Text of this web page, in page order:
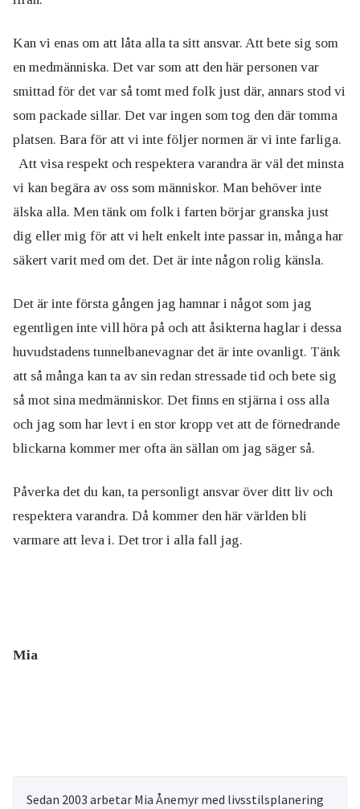
Kan vi enas om att låta alla ta sitt ansvar. Att bete sig som
en medmänniska. Det var som att den här personen var
smittad för det var så tomt med folk just där, annars stod vi
som packade sillar. Det var ingen som tog den där tomma
platsen. Bara för att vi inte följer normen är vi inte farliga.
Att visa respekt och respektera varandra är väl det minsta
vi kan begära av oss som människor. Man behöver inte
älska alla. Men tänk om folk i farten börjar granska just
dig eller mig för att vi helt enkelt inte passar in, många har
säkert varit med om det. Det är inte någon rolig känsla.
Det är inte första gången jag hamnar i något som jag
egentligen inte vill höra på och att åsikterna haglar i dessa
huvudstadens tunnelbanevagnar det är inte ovanligt. Tänk
att så många kan ta av sin redan stressade tid och bete sig
så mot sina medmänniskor. Det finns en stjärna i oss alla
och jag som har levt i en stor kropp vet att de förnedrande
blickarna kommer mer ofta än sällan om jag säger så.
Påverka det du kan, ta personligt ansvar över ditt liv och
respektera varandra. Då kommer den här världen bli
varmare att leva i. Det tror i alla fall jag.
Mia
Sedan 2003 arbetar Mia Ånemyr med livsstilsplanering